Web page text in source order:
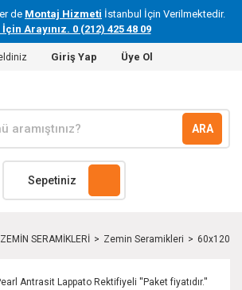
de Montaj Hizmeti İstanbul İçin Verilmektedir.
Arayınız. 0 (212) 425 48 09
Giriş Yap Üye Ol
ARA
Sepetiniz
SERAMİKLERİ Zemin Seramikleri 60x120